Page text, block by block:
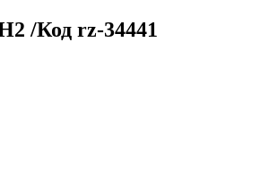
/Код rz-34441